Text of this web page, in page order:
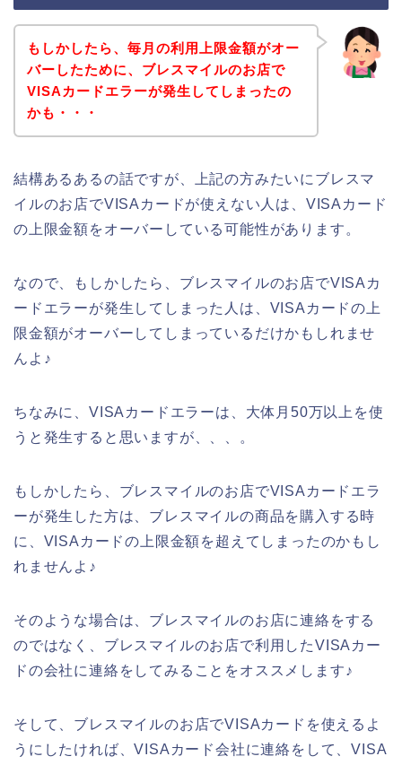
もしかしたら、毎月の利用上限金額がオー
バーしたために、ブレスマイルのお店で
VISAカードエラーが発生してしまったの
かも・・・
結構あるあるの話ですが、上記の方みたいにブレスマ
イルのお店でVISAカードが使えない人は、VISAカード
の上限金額をオーバーしている可能性があります。
なので、もしかしたら、ブレスマイルのお店でVISAカ
ードエラーが発生してしまった人は、VISAカードの上
限金額がオーバーしてしまっているだけかもしれませ
んよ♪
ちなみに、VISAカードエラーは、大体月50万以上を使
うと発生すると思いますが、、、。
もしかしたら、ブレスマイルのお店でVISAカードエラ
ーが発生した方は、ブレスマイルの商品を購入する時
に、VISAカードの上限金額を超えてしまったのかもし
れませんよ♪
そのような場合は、ブレスマイルのお店に連絡をする
のではなく、ブレスマイルのお店で利用したVISAカー
ドの会社に連絡をしてみることをオススメします♪
そして、ブレスマイルのお店でVISAカードを使えるよ
うにしたければ、VISAカード会社に連絡をして、VISA